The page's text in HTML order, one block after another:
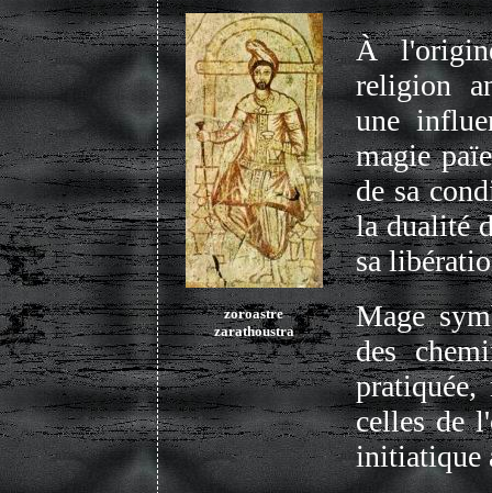
zoroastre
zarathoustra
À
religion
une
magie
de sa
la dualité
sa
Mage
des
celles de
initiatique